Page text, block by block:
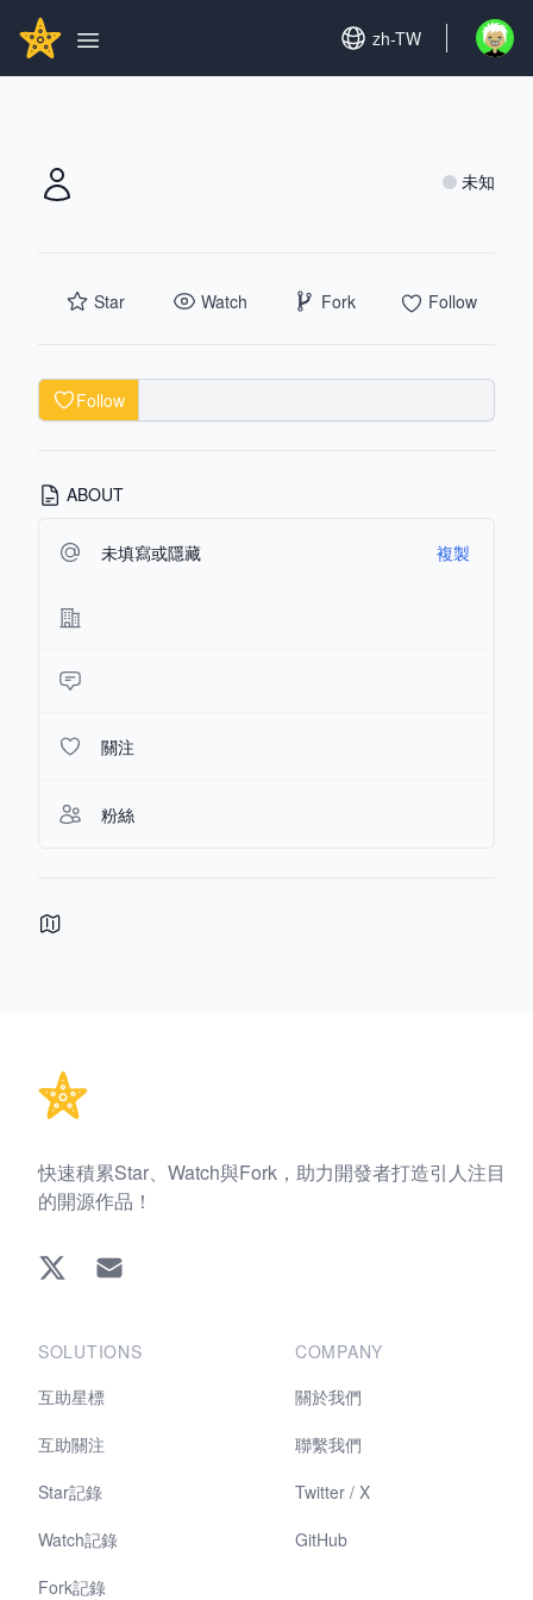
GITHUBSTAR
Open main menu
Set language
zh-TW Open
未知
Star Watch Fork Follow
Follow
ABOUT
未填寫或隱藏 複製
關注
粉絲
快速積累Star、Watch與Fork，助力開發者打造引人注目
的開源作品！
Twitter EMAIL
SOLUTIONS
互助星標
互助關注
Star記錄
Watch記錄
Fork記錄
COMPANY
關於我們
聯繫我們
Twitter / X
GitHub